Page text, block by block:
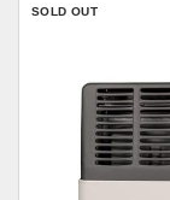
SOLD OUT